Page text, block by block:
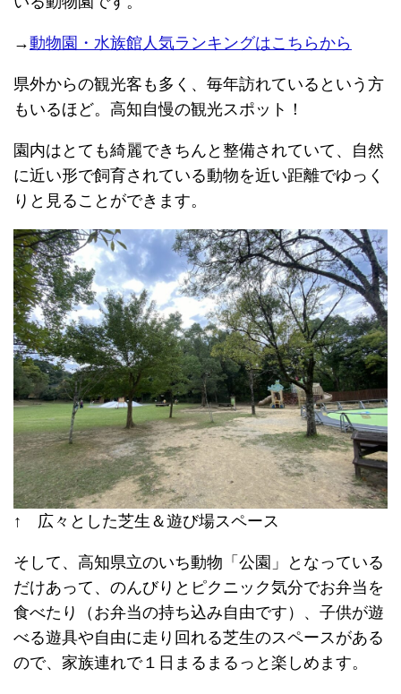
→動物園・水族館人気ランキングはこちらから
県外からの観光客も多く、毎年訪れているという方
もいるほど。高知自慢の観光スポット！
園内はとても綺麗できちんと整備されていて、自然
に近い形で飼育されている動物を近い距離でゆっく
りと見ることができます。
↑ 広々とした芝生＆遊び場スペース
そして、高知県立のいち動物「公園」となっている
だけあって、のんびりとピクニック気分でお弁当を
食べたり（お弁当の持ち込み自由です）、子供が遊
べる遊具や自由に走り回れる芝生のスペースがある
ので、家族連れで１日まるまるっと楽しめます。